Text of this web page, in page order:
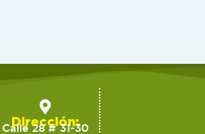
Dirección:
Calle 28 # 31-30